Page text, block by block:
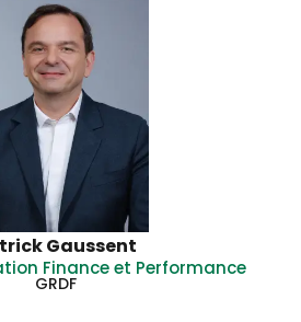
Gaussent
Finance et Performance
GRDF